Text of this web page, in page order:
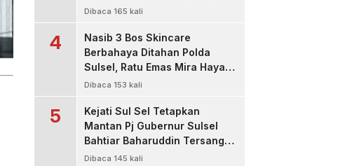
Dibaca 165 kali
4
Nasib 3 Bos Skincare
Berbahaya Ditahan Polda
Sulsel, Ratu Emas Mira Hayati
dan Pemilik Raja Glow Sakit
Tersangka
Dibaca 153 kali
5
Kejati Sul Sel Tetapkan
Mantan Pj Gubernur Sulsel
Bahtiar Baharuddin Tersangka
Kasus Korupsi Bibit Nanas
Dibaca 145 kali